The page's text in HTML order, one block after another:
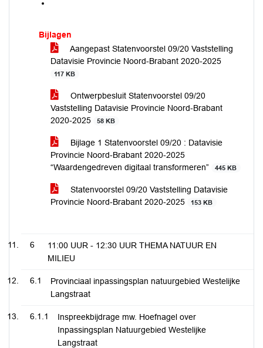
Bijlagen
Aangepast Statenvoorstel 09/20 Vaststelling
Datavisie Provincie Noord-Brabant 2020-2025
117 KB
Ontwerpbesluit Statenvoorstel 09/20
Vaststelling Datavisie Provincie Noord-Brabant
2020-2025
58 KB
Bijlage 1 Statenvoorstel 09/20 : Datavisie
Provincie Noord-Brabant 2020-2025
“Waardengedreven digitaal transformeren”
445 KB
Statenvoorstel 09/20 Vaststelling Datavisie
Provincie Noord-Brabant 2020-2025
153 KB
6
11:00 UUR - 12:30 UUR THEMA NATUUR EN
MILIEU
6.1
Provinciaal inpassingsplan natuurgebied Westelijke
Langstraat
6.1.1
Inspreekbijdrage mw. Hoefnagel over
Inpassingsplan Natuurgebied Westelijke
Langstraat